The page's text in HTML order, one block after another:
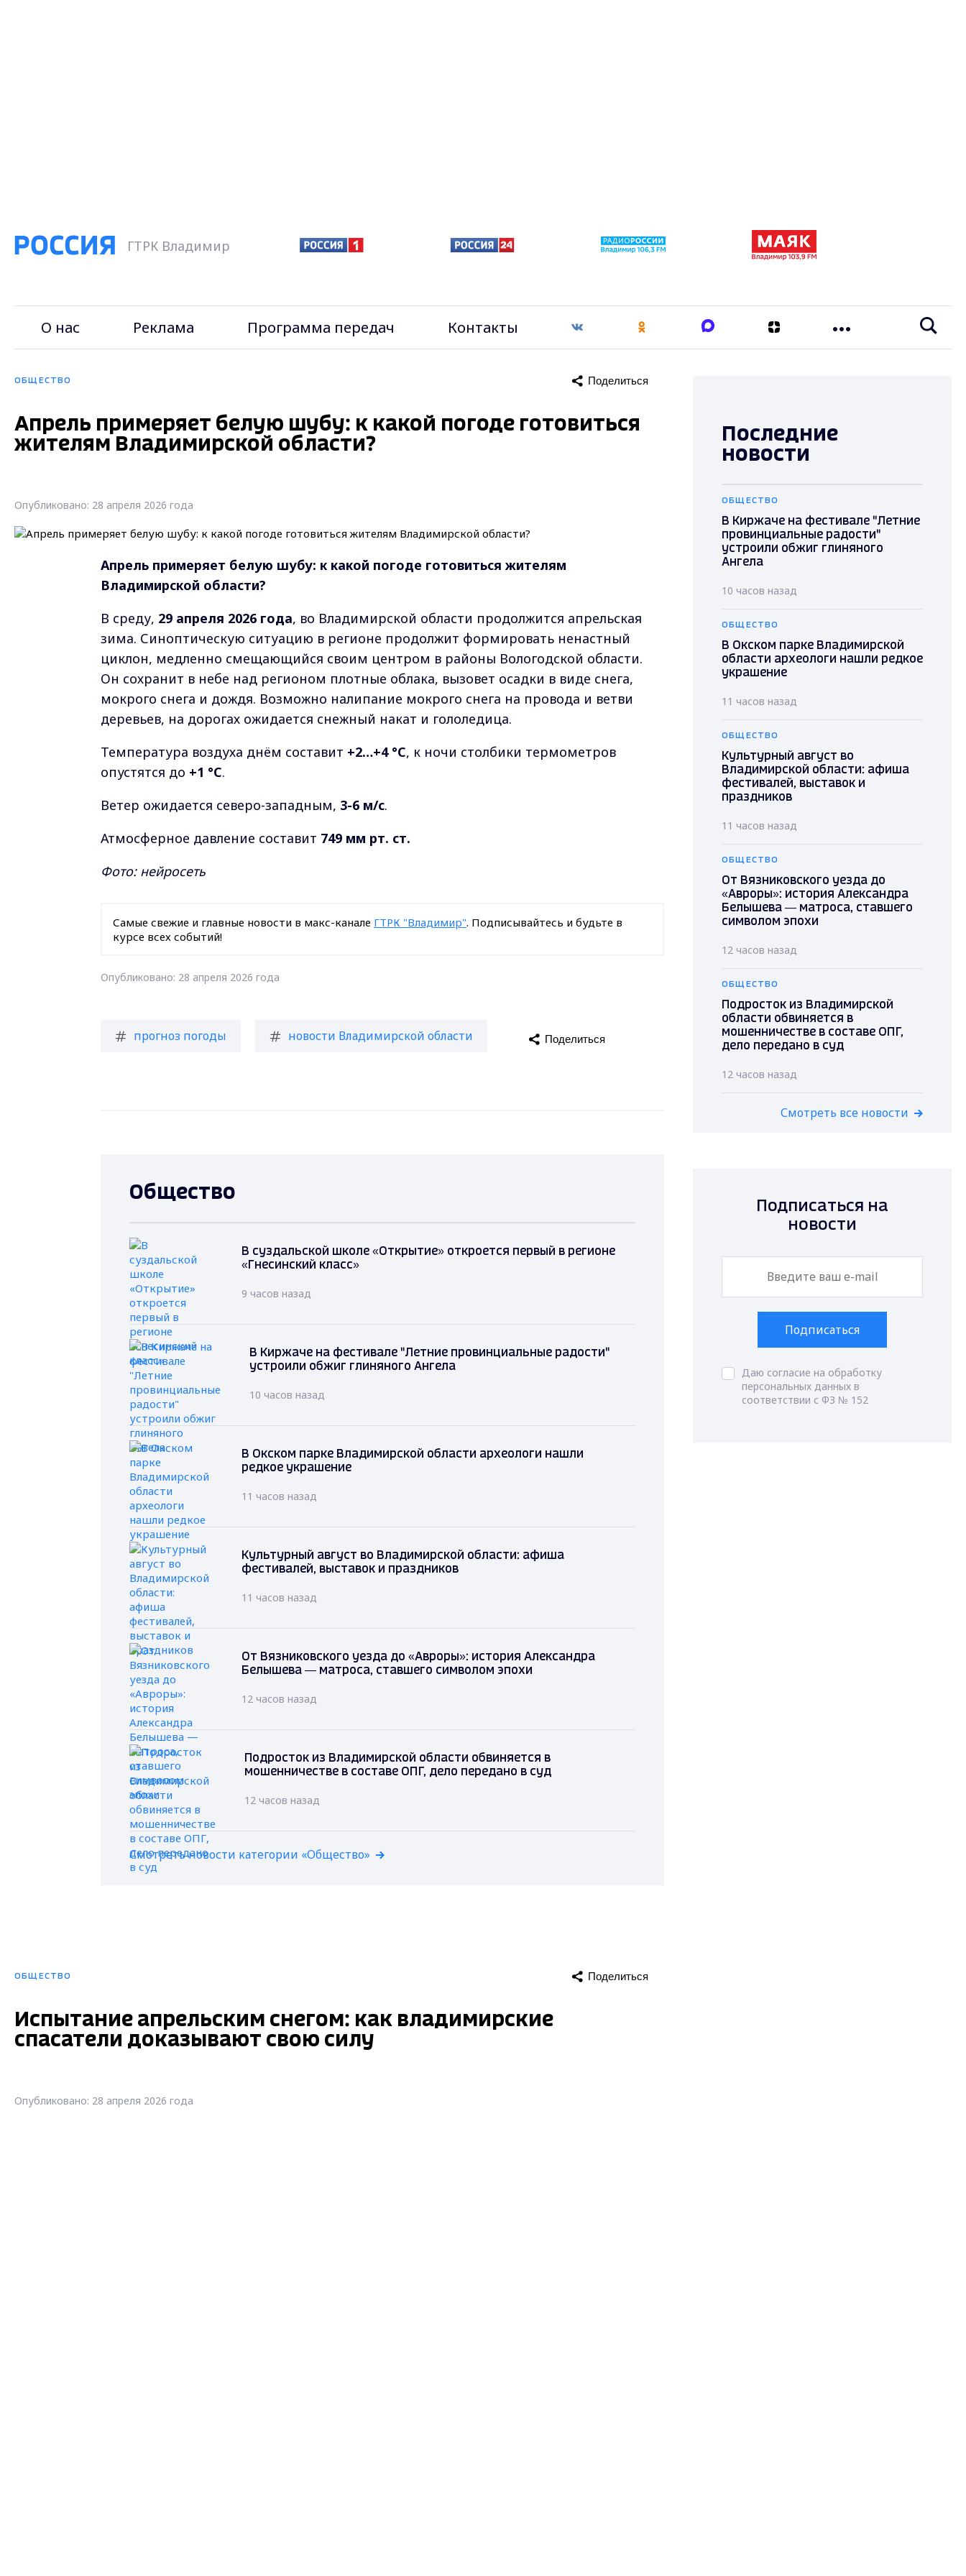
ГТРК Владимир
О нас Реклама Программа передач Контакты
ОБЩЕСТВО Поделиться
Апрель примеряет белую шубу: к какой погоде готовиться
жителям Владимирской области?
Опубликовано: 28 апреля 2026 года
Апрель примеряет белую шубу: к какой погоде готовиться жителям
Владимирской области?
В среду, 29 апреля 2026 года, во Владимирской области продолжится апрельская
зима. Синоптическую ситуацию в регионе продолжит формировать ненастный
циклон, медленно смещающийся своим центром в районы Вологодской области.
Он сохранит в небе над регионом плотные облака, вызовет осадки в виде снега,
мокрого снега и дождя. Возможно налипание мокрого снега на провода и ветви
деревьев, на дорогах ожидается снежный накат и гололедица.
Температура воздуха днём составит +2…+4 °C, к ночи столбики термометров
опустятся до +1 °C.
Ветер ожидается северо-западным, 3-6 м/с.
Атмосферное давление составит 749 мм рт. ст.
Фото: нейросеть
Самые свежие и главные новости в макс-канале ГТРК "Владимир". Подписывайтесь и будьте в
курсе всех событий!
Опубликовано: 28 апреля 2026 года
прогноз погоды новости Владимирской области Поделиться
Общество
В суздальской школе «Открытие» откроется первый в регионе
«Гнесинский класс»
9 часов назад
В Киржаче на фестивале "Летние провинциальные радости"
устроили обжиг глиняного Ангела
10 часов назад
В Окском парке Владимирской области археологи нашли
редкое украшение
11 часов назад
Культурный август во Владимирской области: афиша
фестивалей, выставок и праздников
11 часов назад
От Вязниковского уезда до «Авроры»: история Александра
Белышева — матроса, ставшего символом эпохи
12 часов назад
Подросток из Владимирской области обвиняется в
мошенничестве в составе ОПГ, дело передано в суд
12 часов назад
Смотреть новости категории «Общество»
ОБЩЕСТВО Поделиться
Испытание апрельским снегом: как владимирские
спасатели доказывают свою силу
Опубликовано: 28 апреля 2026 года
Последние
новости
ОБЩЕСТВО
В Киржаче на фестивале "Летние
провинциальные радости"
устроили обжиг глиняного
Ангела
10 часов назад
ОБЩЕСТВО
В Окском парке Владимирской
области археологи нашли редкое
украшение
11 часов назад
ОБЩЕСТВО
Культурный август во
Владимирской области: афиша
фестивалей, выставок и
праздников
11 часов назад
ОБЩЕСТВО
От Вязниковского уезда до
«Авроры»: история Александра
Белышева — матроса, ставшего
символом эпохи
12 часов назад
ОБЩЕСТВО
Подросток из Владимирской
области обвиняется в
мошенничестве в составе ОПГ,
дело передано в суд
12 часов назад
Смотреть все новости
Подписаться на
новости
Подписаться
Даю согласие на обработку
персональных данных в
соответствии с ФЗ № 152